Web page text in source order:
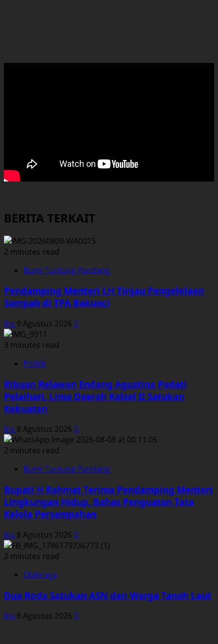
BERITA TERKAIT
2 minutes read
Bumi Tuntung Pandang
Pendamping Menteri LH Tinjau Pengelolaan
Sampah di TPA Bakunci
Ins 9 Agustus 2026 0
3 minutes read
Politik
Ribuan Relawan Endang Agustina Padati
Pelaihari, Lima Daerah Kalsel II Satukan
Kekuatan
Ins 8 Agustus 2026 0
2 minutes read
Bumi Tuntung Pandang
Bupati H Rahmat Terima Pendamping Menteri
Lingkungan Hidup, Bahas Penguatan Tata
Kelola Persampahan
Ins 8 Agustus 2026 0
2 minutes read
Olahraga
Dua Roda Satukan ASN dan Warga Tanah Laut
Ins 8 Agustus 2026 0